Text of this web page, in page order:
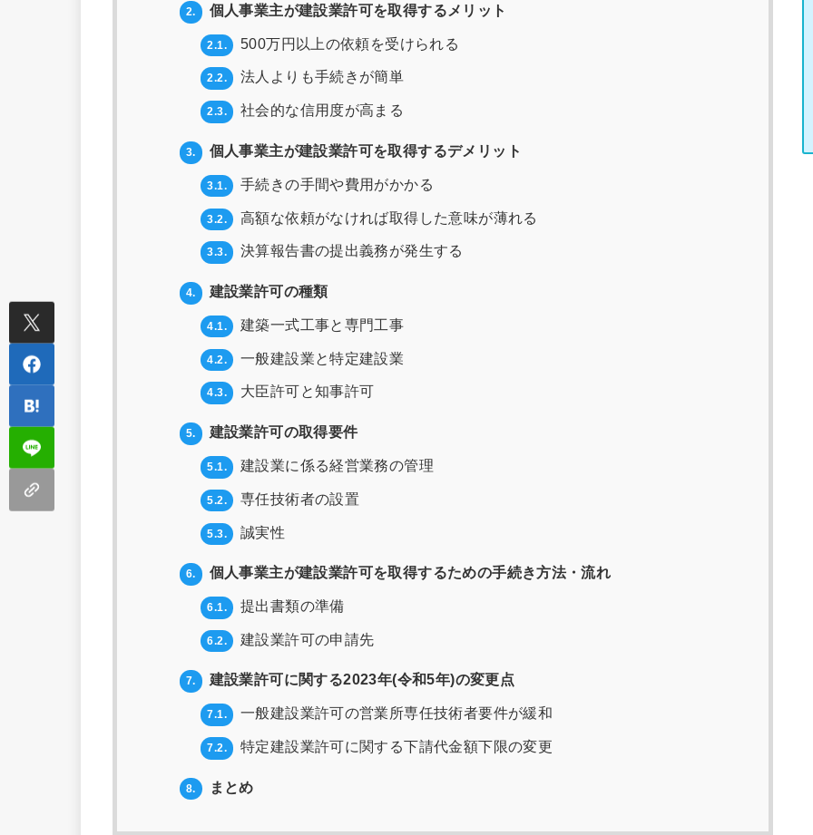
2. 個人事業主が建設業許可を取得するメリット
2.1. 500万円以上の依頼を受けられる
2.2. 法人よりも手続きが簡単
2.3. 社会的な信用度が高まる
3. 個人事業主が建設業許可を取得するデメリット
3.1. 手続きの手間や費用がかかる
3.2. 高額な依頼がなければ取得した意味が薄れる
3.3. 決算報告書の提出義務が発生する
4. 建設業許可の種類
4.1. 建築一式工事と専門工事
4.2. 一般建設業と特定建設業
4.3. 大臣許可と知事許可
5. 建設業許可の取得要件
5.1. 建設業に係る経営業務の管理
5.2. 専任技術者の設置
5.3. 誠実性
6. 個人事業主が建設業許可を取得するための手続き方法・流れ
6.1. 提出書類の準備
6.2. 建設業許可の申請先
7. 建設業許可に関する2023年(令和5年)の変更点
7.1. 一般建設業許可の営業所専任技術者要件が緩和
7.2. 特定建設業許可に関する下請代金額下限の変更
8. まとめ